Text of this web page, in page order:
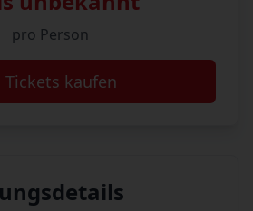
pro Person
Tickets kaufen